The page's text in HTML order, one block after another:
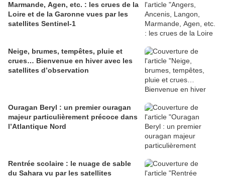
Marmande, Agen, etc. : les crues de la
Loire et de la Garonne vues par les
satellites Sentinel-1
Neige, brumes, tempêtes, pluie et
crues… Bienvenue en hiver avec les
satellites d’observation
Ouragan Beryl : un premier ouragan
majeur particulièrement précoce dans
l’Atlantique Nord
Rentrée scolaire : le nuage de sable
du Sahara vu par les satellites